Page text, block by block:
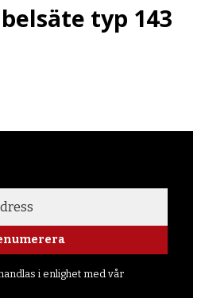
typ 143
i enlighet med vår